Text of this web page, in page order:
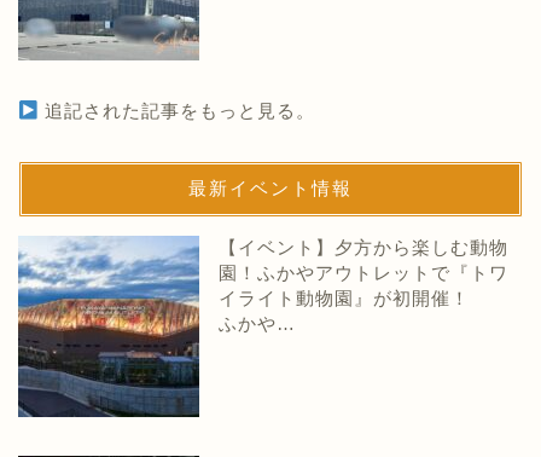
追記された記事をもっと見る。
最新イベント情報
【イベント】夕方から楽しむ動物
園！ふかやアウトレットで『トワ
イライト動物園』が初開催！
ふかや…